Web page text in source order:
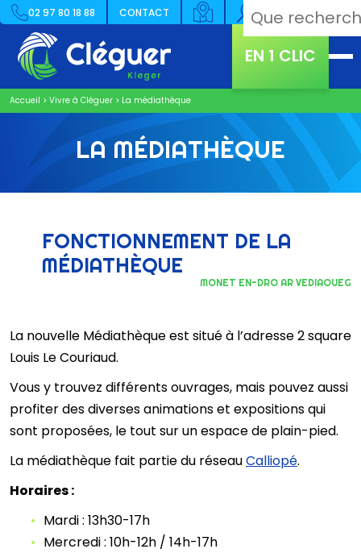
02 97 80 18 88 CONTACT
EN 1 CLIC
Accueil > Vivre à Cléguer > La médiathèque
LA MÉDIATHÈQUE
FONCTIONNEMENT DE LA
MÉDIATHÈQUE
MONET EN-DRO AR VEDIAOUEG
La nouvelle Médiathèque est situé à l’adresse 2 square
Louis Le Couriaud.
Vous y trouvez différents ouvrages, mais pouvez aussi
profiter des diverses animations et expositions qui
sont proposées, le tout sur un espace de plain-pied.
La médiathèque fait partie du réseauCalliopé.
Horaires :
Mardi : 13h30-17h
Mercredi : 10h-12h / 14h-17h